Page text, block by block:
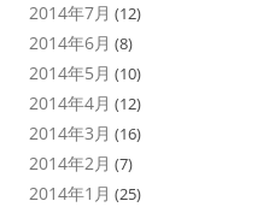
2014年7月 (12)
2014年6月 (8)
2014年5月 (10)
2014年4月 (12)
2014年3月 (16)
2014年2月 (7)
2014年1月 (25)